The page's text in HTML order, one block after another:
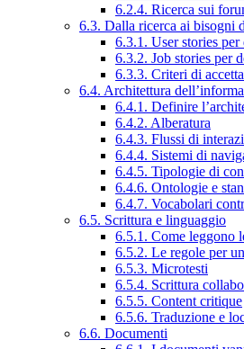
6.2.4. Ricerca sui
6.3. Dalla ricerca ai bisogni
6.3.1. User stories
6.3.2. Job stories per
6.3.3. Criteri di
6.4. Architettura
6.4.1. Definire
6.4.2. Alberatura
6.4.3. Flussi di
6.4.4. Sistemi di
6.4.5. Tipologie di
6.4.6. Ontologie e
6.4.7. Vocabolari
6.5. Scrittura e linguaggio
6.5.1. Come leggono
6.5.2. Le regole per
6.5.3. Microtesti
6.5.4. Scrittura
6.5.5. Content critique
6.5.6. Traduzione e
6.6. Documenti